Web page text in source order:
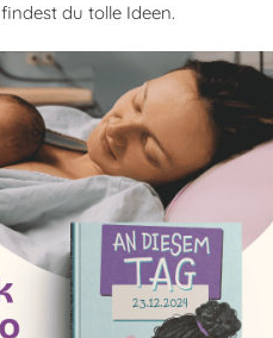
findest du tolle Ideen.